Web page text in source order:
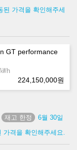
된 가격을 확인해주세
GT performance
h
224,150,000원
6월 30일
가격을 확인해주세요.